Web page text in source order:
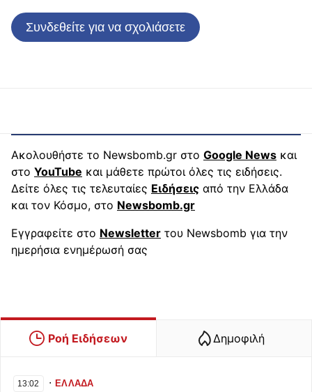
Συνδεθείτε για να σχολιάσετε
Ακολουθήστε το Newsbomb.gr στο Google News και
στο YouTube και μάθετε πρώτοι όλες τις ειδήσεις.
Δείτε όλες τις τελευταίες Ειδήσεις από την Ελλάδα
και τον Κόσμο, στο Newsbomb.gr
Εγγραφείτε στο Newsletter του Newsbomb για την
ημερήσια ενημέρωσή σας
Ροή Ειδήσεων Δημοφιλή
13:02 ∙ΕΛΛΑΔΑ